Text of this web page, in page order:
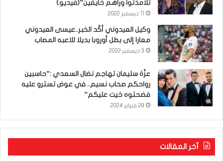
تلامذتوا وراهم خايفين”(فيديو)
وكيل العيدوني أكّد الخبر..عيسى العيدوني
معارا إلى بطل أوروبا بديلا للاعبه المصاب
3 ديسمبر 2022
عزّة سليمان تهاجم نضال السعدي :”حاسبين
رواحكم صحاب نسيم.. في عوض تسترو عليه
فضحتوه خيت عليكم”
29 فبراير 2024
آخر المقالات